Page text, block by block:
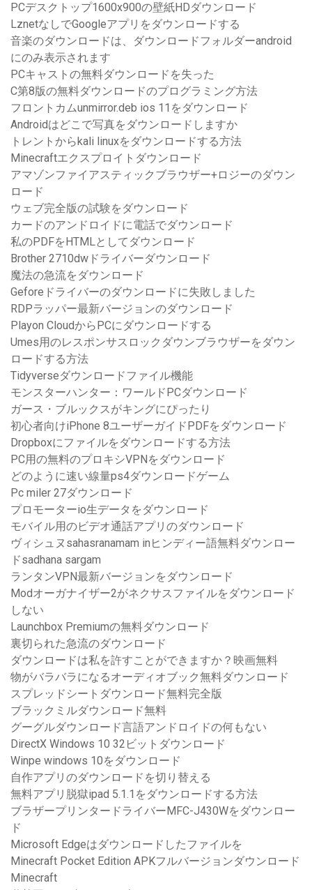
PCデスクトップ1600x900の壁紙HDダウンロード
LznetなしでGoogleアプリをダウンロードする
音楽のダウンロードは、ダウンロードフォルダーandroid
にのみ表示されます
PCキャストの無料ダウンロードを失った
C第8版の無料ダウンロードのプログラミング方法
フロントカムunmirror.deb ios 11をダウンロード
Androidはどこで写真をダウンロードしますか
トレントからkali linuxをダウンロードする方法
Minecraftエクスプロイトダウンロード
アマゾンファイアスティックブラウザー+ロジーのダウン
ロード
ウェブ完全版の試験をダウンロード
カードのアンドロイドに電話でダウンロード
私のPDFをHTMLとしてダウンロード
Brother 2710dwドライバーダウンロード
魔法の急流をダウンロード
Geforeドライバーのダウンロードに失敗しました
RDPラッパー最新バージョンのダウンロード
Playon CloudからPCにダウンロードする
Umes用のレスポンサスロックダウンブラウザーをダウン
ロードする方法
Tidyverseダウンロードファイル機能
モンスターハンター：ワールドPCダウンロード
ガース・ブルックスがキングにぴったり
初心者向けiPhone 8ユーザーガイドPDFをダウンロード
Dropboxにファイルをダウンロードする方法
PC用の無料のプロキシVPNをダウンロード
どのように速い線量ps4ダウンロードゲーム
Pc miler 27ダウンロード
プロモーターio生データをダウンロード
モバイル用のビデオ通話アプリのダウンロード
ヴィシュヌsahasranamam inヒンディー語無料ダウンロー
ドsadhana sargam
ランタンVPN最新バージョンをダウンロード
Modオーガナイザー2がネクサスファイルをダウンロード
しない
Launchbox Premiumの無料ダウンロード
裏切られた急流のダウンロード
ダウンロードは私を許すことができますか？映画無料
物がバラバラになるオーディオブック無料ダウンロード
スプレッドシートダウンロード無料完全版
ブラックミルダウンロード無料
グーグルダウンロード言語アンドロイドの何もない
DirectX Windows 10 32ビットダウンロード
Winpe windows 10をダウンロード
自作アプリのダウンロードを切り替える
無料アプリ脱獄ipad 5.1.1をダウンロードする方法
ブラザープリンタードライバーMFC-J430Wをダウンロー
ド
Microsoft Edgeはダウンロードしたファイルを
Minecraft Pocket Edition APKフルバージョンダウンロード
Minecraft